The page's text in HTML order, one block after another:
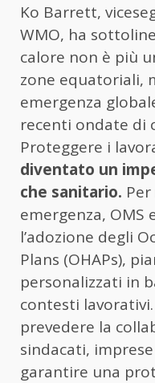
Ko Barrett,
WMO, ha
calore non è più
zone equatoriali,
emergenza
recenti ondate di
Proteggere i
diventato un
che sanitario.
emergenza, OMS
l’adozione degli
Plans (OHAPs),
personalizzati in
contesti
prevedere la
sindacati,
garantire una